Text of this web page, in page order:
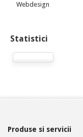
Webdesign
Statistici
Produse si servicii